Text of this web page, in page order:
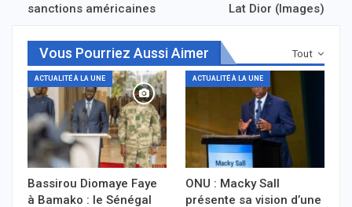
sanctions américaines
Lat Dior (Images)
Tout
Vous Pourriez Aussi Aimer
ACTUALITÉ À LA UNE
Bassirou Diomaye Faye
à Bamako : le Sénégal
ACTUALITÉ À LA UNE
ONU : Macky Sall
présente sa vision d’une